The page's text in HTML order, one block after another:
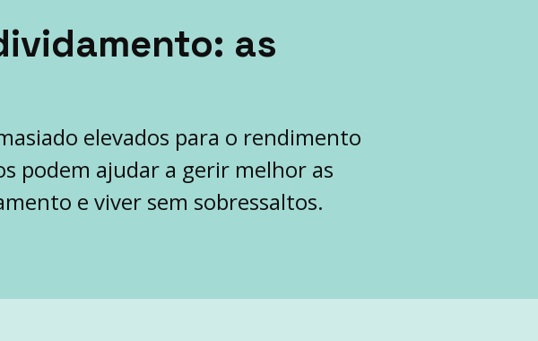
as
elevados para o rendimento
podem ajudar a gerir melhor as
e viver sem sobressaltos.